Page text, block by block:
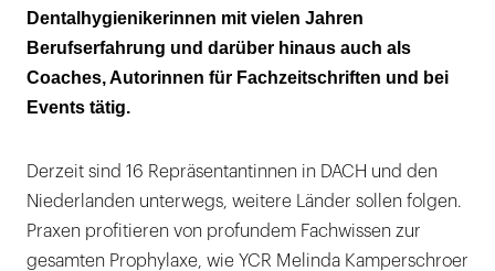
Dentalhygienikerinnen mit vielen Jahren
Berufserfahrung und darüber hinaus auch als
Coaches, Autorinnen für Fachzeitschriften und bei
Events tätig.
Derzeit sind 16 Repräsentantinnen in DACH und den
Niederlanden unterwegs, weitere Länder sollen folgen.
Praxen profitieren von profundem Fachwissen zur
gesamten Prophylaxe, wie YCR Melinda Kamperschroer